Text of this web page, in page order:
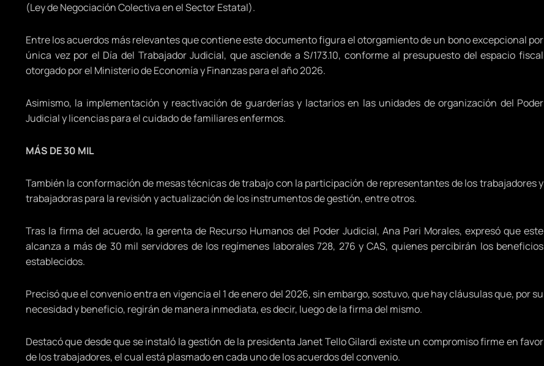
(Ley de Negociación Colectiva en el Sector Estatal).
Entre los acuerdos más relevantes que contiene este documento figura el otorgamiento de un bono excepcional por
única vez por el Día del Trabajador Judicial, que asciende a S/173.10, conforme al presupuesto del espacio fiscal
otorgado por el Ministerio de Economía y Finanzas para el año 2026.
Asimismo, la implementación y reactivación de guarderías y lactarios en las unidades de organización del Poder
Judicial y licencias para el cuidado de familiares enfermos.
MÁS DE 30 MIL
También la conformación de mesas técnicas de trabajo con la participación de representantes de los trabajadores y
trabajadoras para la revisión y actualización de los instrumentos de gestión, entre otros.
Tras la firma del acuerdo, la gerenta de Recurso Humanos del Poder Judicial, Ana Pari Morales, expresó que este
alcanza a más de 30 mil servidores de los regímenes laborales 728, 276 y CAS, quienes percibirán los beneficios
establecidos.
Precisó que el convenio entra en vigencia el 1 de enero del 2026, sin embargo, sostuvo, que hay cláusulas que, por su
necesidad y beneficio, regirán de manera inmediata, es decir, luego de la firma del mismo.
Destacó que desde que se instaló la gestión de la presidenta Janet Tello Gilardi existe un compromiso firme en favor
de los trabajadores, el cual está plasmado en cada uno de los acuerdos del convenio.